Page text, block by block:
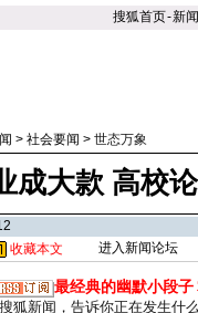
搜狐首页-新闻
> 社会要闻 > 世态万象
成大款 高校
收藏本文 进入新闻论坛
最经典的幽默小段子
搜狐新闻，告诉你正在发生什